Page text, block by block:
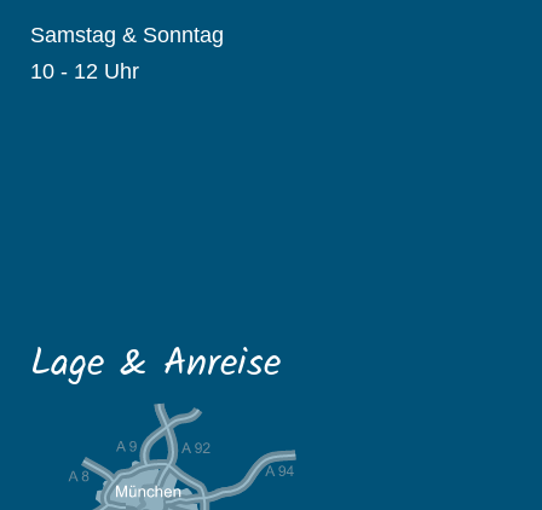
Samstag & Sonntag
10 - 12 Uhr
Lage & Anreise